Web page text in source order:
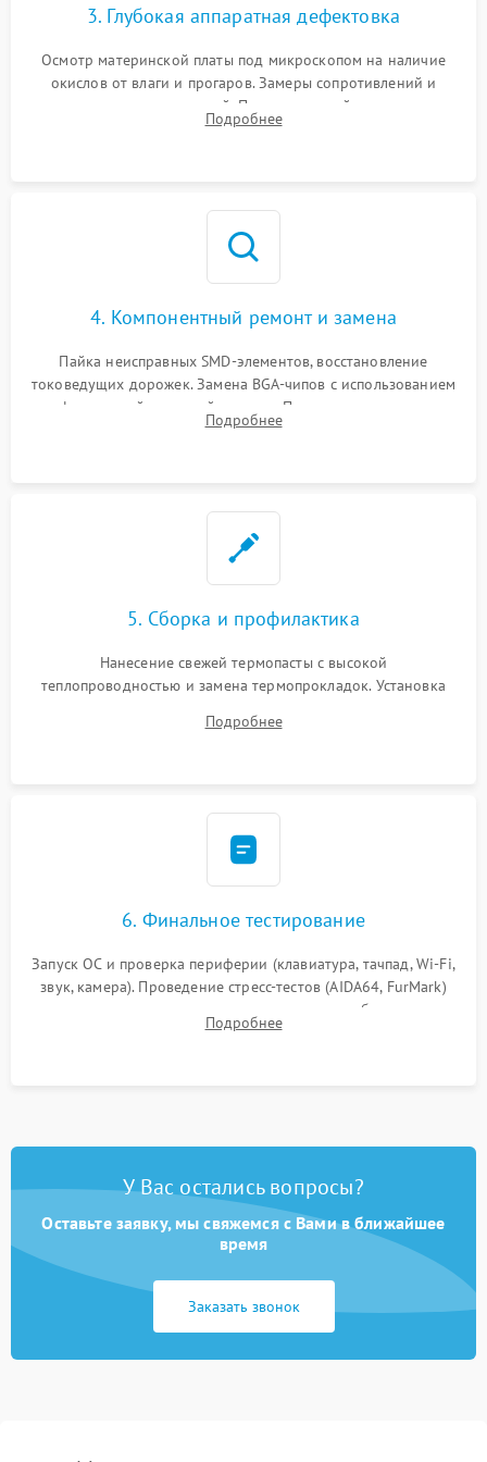
3. Глубокая аппаратная дефектовка
Осмотр материнской платы под микроскопом на наличие
окислов от влаги и прогаров. Замеры сопротивлений и
дежурных напряжений. Проверка цепей питания,
мультиконтроллера, процессора и видеочипа.
Подробнее
4. Компонентный ремонт и замена
Пайка неисправных SMD-элементов, восстановление
токоведущих дорожек. Замена BGA-чипов с использованием
инфракрасной паяльной станции. Прошивка микросхемы
BIOS или замена поврежденных портов USB
Подробнее
5. Сборка и профилактика
Нанесение свежей термопасты с высокой
теплопроводностью и замена термопрокладок. Установка
шлейфов, модулей памяти и накопителей. Предварительная
Подробнее
6. Финальное тестирование
Запуск ОС и проверка периферии (клавиатура, тачпад, Wi-Fi,
звук, камера). Проведение стресс-тестов (AIDA64, FurMark)
для контроля температурного режима и стабильности
системы под пиковой нагрузкой.
Подробнее
У Вас остались вопросы?
Оставьте заявку, мы свяжемся с Вами в ближайшее
время
Заказать звонок